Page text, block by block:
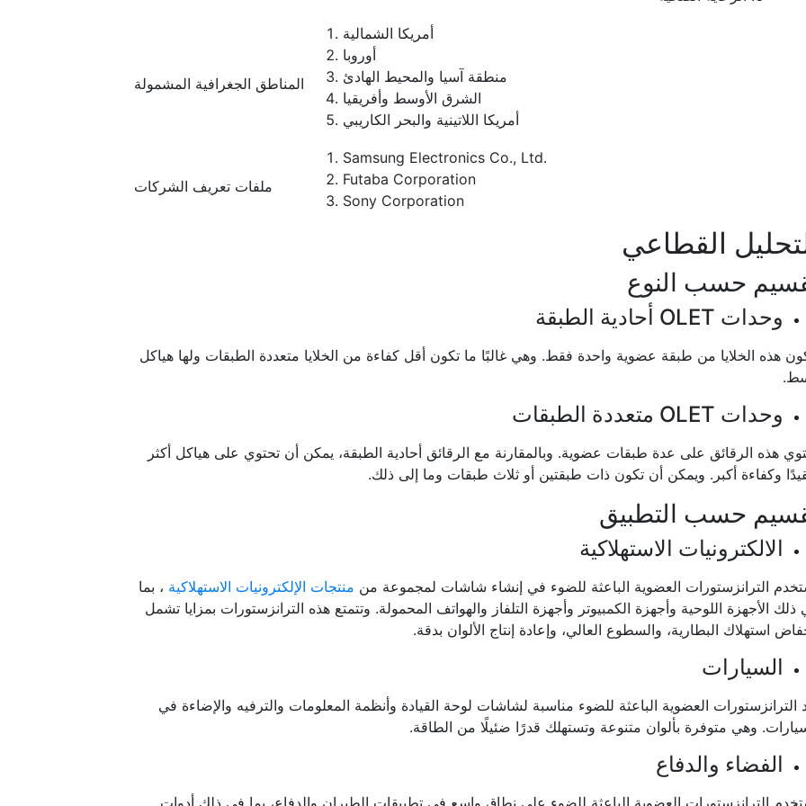
المناطق الجغرافية المشمولة
أمريكا الشمالية
أوروبا
منطقة آسيا والمحيط الهادئ
الشرق الأوسط وأفريقيا
أمريكا اللاتينية والبحر الكاريبي
ملفات تعريف الشركات
Samsung Electronics Co., Ltd.
Futaba Corporation
Sony Corporation
القطاعي
حسب النوع
وحدات OLET أحادية الطبقة
هذه الخلايا من طبقة عضوية واحدة فقط. وهي غالبًا ما تكون أقل كفاءة من الخلايا متعددة الطبقات ولها هياكل
وحدات OLET متعددة الطبقات
هذه الرقائق على عدة طبقات عضوية. وبالمقارنة مع الرقائق أحادية الطبقة، يمكن أن تحتوي على هياكل أكثر
وكفاءة أكبر. ويمكن أن تكون ذات طبقتين أو ثلاث طبقات وما إلى ذلك.
حسب التطبيق
الالكترونيات الاستهلاكية
الترانزستورات العضوية الباعثة للضوء في إنشاء شاشات لمجموعة من منتجات الإلكترونيات الاستهلاكية ، بما
ذلك الأجهزة اللوحية وأجهزة الكمبيوتر وأجهزة التلفاز والهواتف المحمولة. وتتمتع هذه الترانزستورات بمزايا تشمل
استهلاك البطارية، والسطوع العالي، وإعادة إنتاج الألوان بدقة.
السيارات
الترانزستورات العضوية الباعثة للضوء مناسبة لشاشات لوحة القيادة وأنظمة المعلومات والترفيه والإضاءة في
وهي متوفرة بألوان متنوعة وتستهلك قدرًا ضئيلًا من الطاقة.
الفضاء والدفاع
الترانزستورات العضوية الباعثة للضوء على نطاق واسع في تطبيقات الطيران والدفاع، بما في ذلك أدوات